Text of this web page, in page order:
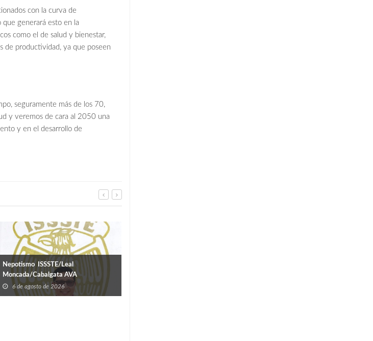
con la curva de
generará esto en la
como el de salud y bienestar,
de productividad, ya que poseen
seguramente más de los 70,
y veremos de cara al 2050 una
y en el desarrollo de
Nepotismo ISSSTE/Leal
Moncada/Cabalgata AVA
6 de agosto de 2026